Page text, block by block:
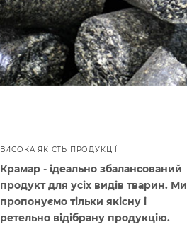
ВИСОКА ЯКІСТЬ ПРОДУКЦІЇ
Крамар - ідеально збалансований
продукт для усіх видів тварин. Ми
пропонуємо тільки якісну і
ретельно відібрану продукцію.